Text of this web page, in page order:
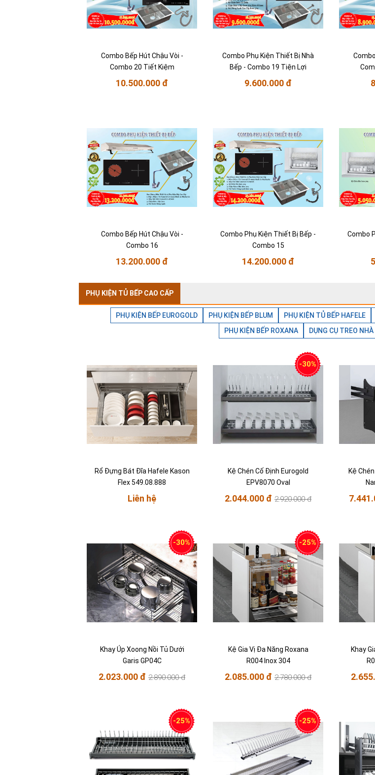
Combo Bếp Hút Chậu Vòi -
Combo 20 Tiết Kiệm
10.500.000 đ
Combo Phụ Kiện Thiết Bị Nhà
Bếp - Combo 19 Tiện Lợi
9.600.000 đ
Combo Bếp Hút Chậu Vòi -
Combo 16
13.200.000 đ
Combo Phụ Kiện Thiết Bị Bếp -
Combo 15
14.200.000 đ
Combo
PHỤ KIỆN TỦ BẾP CAO CẤP
PHỤ KIỆN BẾP EUROGOLD PHỤ KIỆN BẾP BLUM PHỤ KIỆN TỦ BẾP HAFELE
PHỤ KIỆN BẾP ROXANA
DỤNG CỤ TREO NHÀ
Rổ Đựng Bát Đĩa Hafele Kason
Flex 549.08.888
Liên hệ
-30%
Kệ Chén Cố Định Eurogold
EPV8070 Oval
2.044.000 đ 2.920.000 đ
Kệ
-30%
Khay Úp Xoong Nồi Tủ Dưới
Garis GP04C
2.023.000 đ 2.890.000 đ
-25%
Kệ Gia Vị Đa Năng Roxana
R004 Inox 304
2.085.000 đ 2.780.000 đ
Khay
-25% -25%